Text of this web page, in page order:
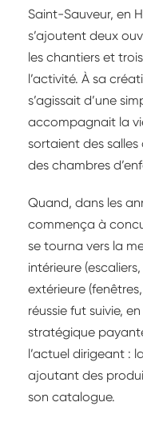
Saint-Sauveur, en
s’ajoutent deux
les chantiers et
l’activité. À sa
s’agissait d’une
accompagnait la
sortaient des
des chambres
Quand, dans les
commença à
se tourna vers la
intérieure
extérieure
réussie fut suivie,
stratégique
l’actuel dirigeant :
ajoutant des
son catalogue.